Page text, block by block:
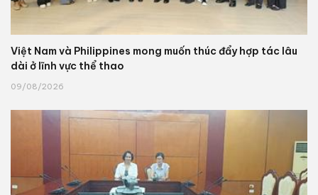
Việt Nam và Philippines mong muốn thúc đẩy hợp tác lâu
dài ở lĩnh vực thể thao
09/08/2026